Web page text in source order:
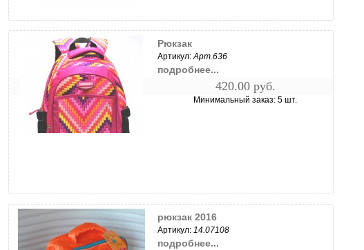
Рюкзак
Артикул:Арт.636
подробнее...
420.00 руб.
Минимальный заказ: 5 шт.
рюкзак 2016
Артикул: 14.07108
подробнее...